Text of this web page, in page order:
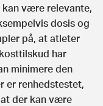
være relevante,
dosis og
på, at atleter
har
minimere den
er renhedstestet,
der kan være